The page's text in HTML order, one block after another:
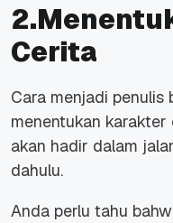
Cerita
Cara menjadi penulis
menentukan
akan hadir dalam
dahulu.
Anda perlu tahu